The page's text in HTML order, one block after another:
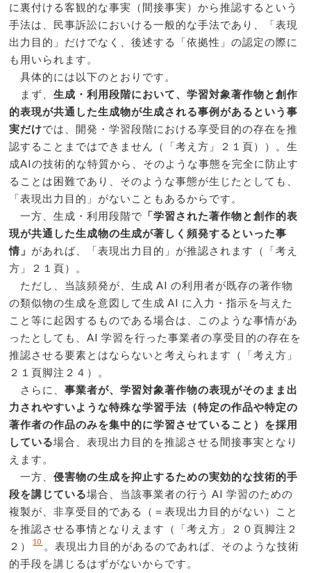
に裏付ける客観的な事実（間接事実）から推認するという
手法は、民事訴訟においける一般的な手法であり、「表現
出力目的」だけでなく、後述する「依拠性」の認定の際に
も用いられます。
具体的には以下のとおりです。
まず、生成・利用段階において、学習対象著作物と創作
的表現が共通した生成物が生成される事例があるという事
実だけでは、開発・学習段階における享受目的の存在を推
認することまではできません（「考え方」２１頁））。生
成AIの技術的な特質から、そのような事態を完全に防止す
ることは困難であり、そのような事態が生じたとしても、
「表現出力目的」がないこともあるからです。
一方、生成・利用段階で 「学習された著作物と創作的表
現が共通した生成物の生成が著しく頻発するといった事
情」 があれば、「表現出力目的」が推認されます（「考え
方」２１頁）。
ただし、当該頻発が、生成 AI の利用者が既存の著作物
の類似物の生成を意図して生成 AI に入力・指示を与えた
こと等に起因するものである場合は、このような事情があ
ったとしても、AI 学習を行った事業者の享受目的の存在を
推認させる要素とはならないと考えられます（「考え方」
２１頁脚注２４）。
さらに、事業者が、学習対象著作物の表現がそのまま出
力されやすいような特殊な学習手法（特定の作品や特定の
著作者の作品のみを集中的に学習させていること）を採用
している場合、表現出力目的を推認させる間接事実となり
えます。
一方、侵害物の生成を抑止するための実効的な技術的手
段を講じている場合、当該事業者の行う AI 学習のための
複製が、非享受目的である（＝表現出力目的がない）こと
を推認させる事情となりえます（「考え方」２０頁脚注２
２）
10 。表現出力目的があるのであれば、そのような技術
的手段を講じるはずがないからです。